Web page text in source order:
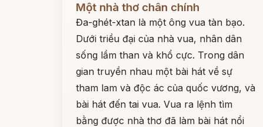
Một nhà thơ chân chính
Đa-ghét-xtan là một ông vua tàn bạo.
Dưới triều đại của nhà vua, nhân dân
sống lầm than và khổ cực. Trong dân
gian truyền nhau một bài hát về sự
tham lam và độc ác của quốc vương, và
bài hát đến tai vua. Vua ra lệnh tìm
bằng được nhà thơ đã làm bài hát nổi